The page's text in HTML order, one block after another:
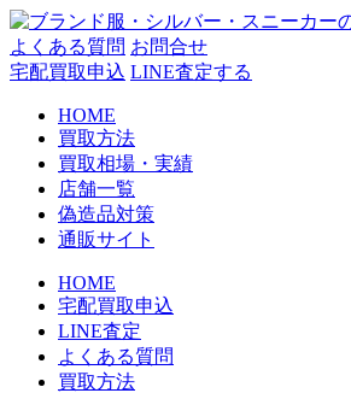
コ
ン
テ
よくある質問 お問合せ
宅配買取申込 LINE査定する
HOME
買取方法
買取相場・実績
店舗一覧
偽造品対策
通販サイト
HOME
宅配買取申込
LINE査定
よくある質問
買取方法